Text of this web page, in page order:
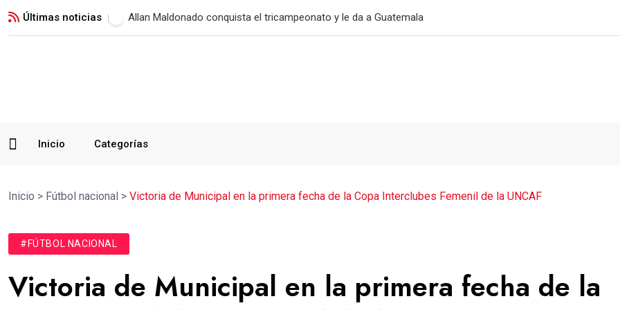
Últimas noticias Municipal vence a Verdes FC y suma su primer triunfo
Inicio Categorías
Inicio > Fútbol nacional > Victoria de Municipal en la primera fecha de la Copa Interclubes Femenil de la UNCAF
#FÚTBOL NACIONAL
Victoria de Municipal en la primera fecha de la